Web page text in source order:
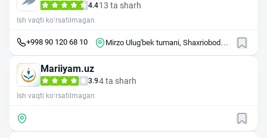
4.413 ta sharh
Ish vaqti ko‘rsatilmagan
+998 90 120 68 10
Mirzo Ulug'bek tumani, Shaxriobod
Mariiyam.uz
3.94 ta sharh
Ish vaqti ko‘rsatilmagan